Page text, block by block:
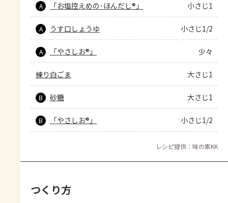
A 「お塩控えめの･ほんだし®」 小さじ1
A うす口しょうゆ 小さじ1/2
A 「やさしお®」 少々
練り白ごま 大さじ1
B 砂糖 大さじ1
B 「やさしお®」 小さじ1/2
レシピ提供：味の素KK
つくり方